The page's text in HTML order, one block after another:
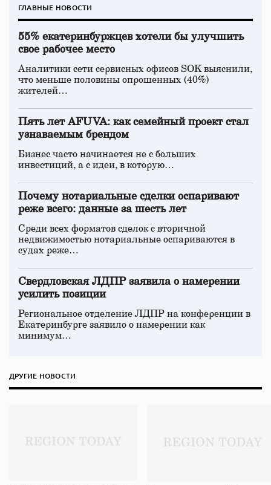
ГЛАВНЫЕ НОВОСТИ
55% екатеринбуржцев хотели бы улучшить
свое рабочее место
Аналитики сети сервисных офисов SOK выяснили,
что меньше половины опрошенных (40%)
жителей…
Пять лет AFUVA: как семейный проект стал
узнаваемым брендом
Бизнес часто начинается не с больших
инвестиций, а с идеи, в которую…
Почему нотариальные сделки оспаривают
реже всего: данные за шесть лет
Среди всех форматов сделок с вторичной
недвижимостью нотариальные оспариваются в
судах реже…
Свердловская ЛДПР заявила о намерении
усилить позиции
Региональное отделение ЛДПР на конференции в
Екатеринбурге заявило о намерении как
минимум…
ДРУГИЕ НОВОСТИ